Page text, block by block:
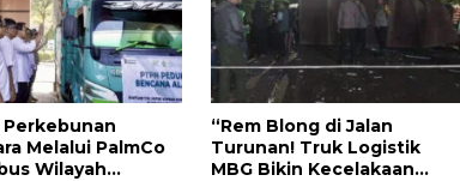
Melalui PalmCo
Wilayah
“Rem Blong di Jalan
Turunan! Truk Logistik
MBG Bikin Kecelakaan